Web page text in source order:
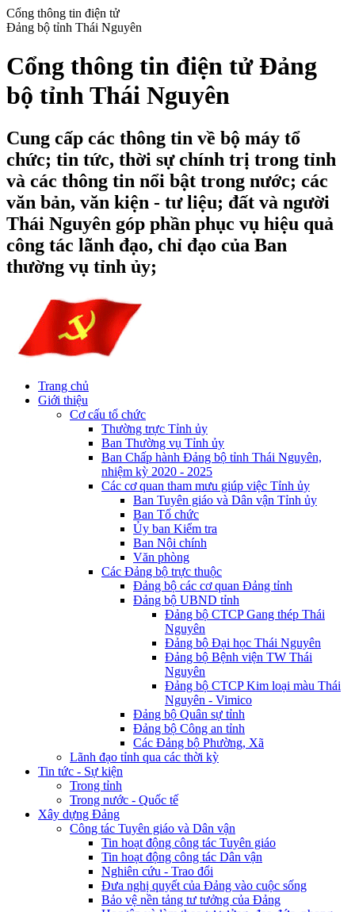
Cổng thông tin điện tử
Đảng bộ tỉnh Thái Nguyên
Cổng thông tin điện tử Đảng
bộ tỉnh Thái Nguyên
Cung cấp các thông tin về bộ máy tổ
chức; tin tức, thời sự chính trị trong tỉnh
và các thông tin nổi bật trong nước; các
văn bản, văn kiện - tư liệu; đất và người
Thái Nguyên góp phần phục vụ hiệu quả
công tác lãnh đạo, chỉ đạo của Ban
thường vụ tỉnh ủy;
Trang chủ
Giới thiệu
Cơ cấu tổ chức
Thường trực Tỉnh ủy
Ban Thường vụ Tỉnh ủy
Ban Chấp hành Đảng bộ tỉnh Thái Nguyên,
nhiệm kỳ 2020 - 2025
Các cơ quan tham mưu giúp việc Tỉnh ủy
Ban Tuyên giáo và Dân vận Tỉnh ủy
Ban Tổ chức
Ủy ban Kiểm tra
Ban Nội chính
Văn phòng
Các Đảng bộ trực thuộc
Đảng bộ các cơ quan Đảng tỉnh
Đảng bộ UBND tỉnh
Đảng bộ CTCP Gang thép Thái
Nguyên
Đảng bộ Đại học Thái Nguyên
Đảng bộ Bệnh viện TW Thái
Nguyên
Đảng bộ CTCP Kim loại màu Thái
Nguyên - Vimico
Đảng bộ Quân sự tỉnh
Đảng bộ Công an tỉnh
Các Đảng bộ Phường, Xã
Lãnh đạo tỉnh qua các thời kỳ
Tin tức - Sự kiện
Trong tỉnh
Trong nước - Quốc tế
Xây dựng Đảng
Công tác Tuyên giáo và Dân vận
Tin hoạt động công tác Tuyên giáo
Tin hoạt động công tác Dân vận
Nghiên cứu - Trao đổi
Đưa nghị quyết của Đảng vào cuộc sống
Bảo vệ nền tảng tư tưởng của Đảng